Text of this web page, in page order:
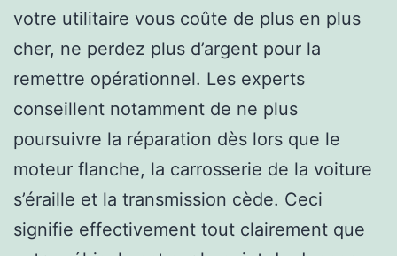
votre utilitaire vous coûte de plus en plus
cher, ne perdez plus d’argent pour la
remettre opérationnel. Les experts
conseillent notamment de ne plus
poursuivre la réparation dès lors que le
moteur flanche, la carrosserie de la voiture
s’éraille et la transmission cède. Ceci
signifie effectivement tout clairement que